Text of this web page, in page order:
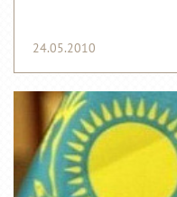
24.05.2010